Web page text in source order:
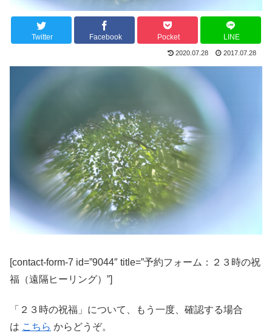
Twitter Facebook Pocket LINE
2020.07.28 2017.07.28
[contact-form-7 id=”9044″ title=”予約フォーム：２３時の祝
福（遠隔ヒーリング）”]
「２３時の祝福」について、もう一度、確認する場合
は こちら からどうぞ。